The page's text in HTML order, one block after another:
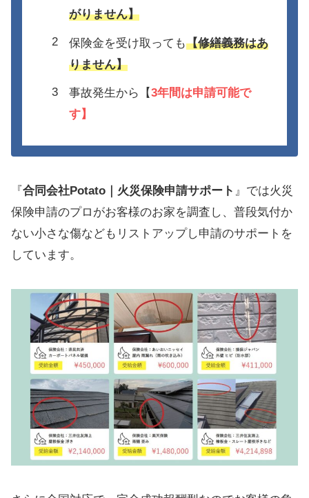
がりません】
保険金を受け取っても【修繕義務はあ
りません】
事故発生から【3年間は申請可能で
す】
『 合同会社Potato｜火災保険申請サポート 』では火災
保険申請のプロがお客様のお家を調査し、普段気付か
ない小さな傷などもリストアップし申請のサポートを
しています。